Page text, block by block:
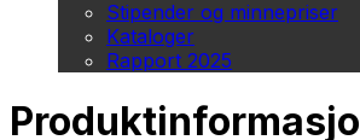
Stipender og minnepriser
Kataloger
Rapport 2025